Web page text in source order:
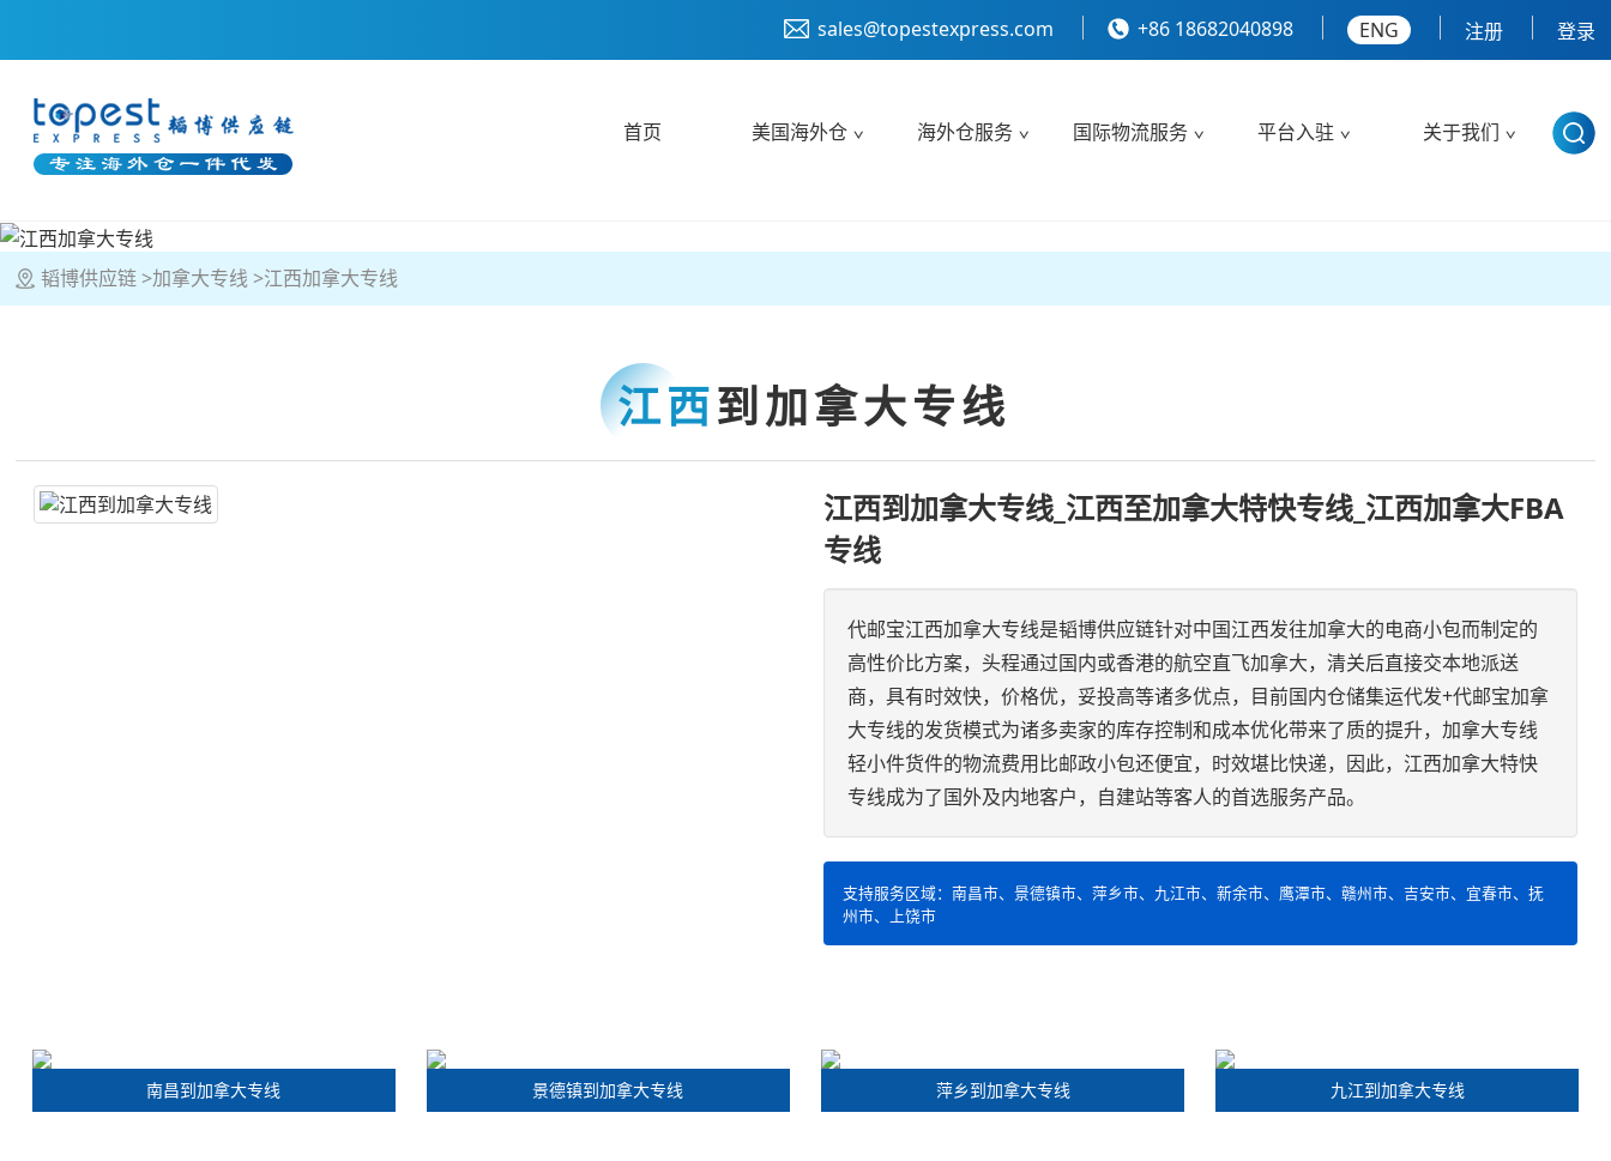
sales@topestexpress.com +86 18682040898 ENG 注册 登录
首页 美国海外仓 海外仓服务 国际物流服务 平台入驻 关于我们
韬博供应链 加拿大专线 江西加拿大专线
江西到加拿大专线
江西到加拿大专线_江西至加拿大特快专线_江西加拿大FBA
专线
代邮宝江西加拿大专线是韬博供应链针对中国江西发往加拿大的电商小包而制定的
高性价比方案，头程通过国内或香港的航空直飞加拿大，清关后直接交本地派送
商，具有时效快，价格优，妥投高等诸多优点，目前国内仓储集运代发+代邮宝加拿
大专线的发货模式为诸多卖家的库存控制和成本优化带来了质的提升，加拿大专线
轻小件货件的物流费用比邮政小包还便宜，时效堪比快递，因此，江西加拿大特快
专线成为了国外及内地客户，自建站等客人的首选服务产品。
支持服务区域：南昌市、景德镇市、萍乡市、九江市、新余市、鹰潭市、赣州市、吉安市、宜春市、抚
州市、上饶市
南昌到加拿大专线 景德镇到加拿大专线 萍乡到加拿大专线 九江到加拿大专线